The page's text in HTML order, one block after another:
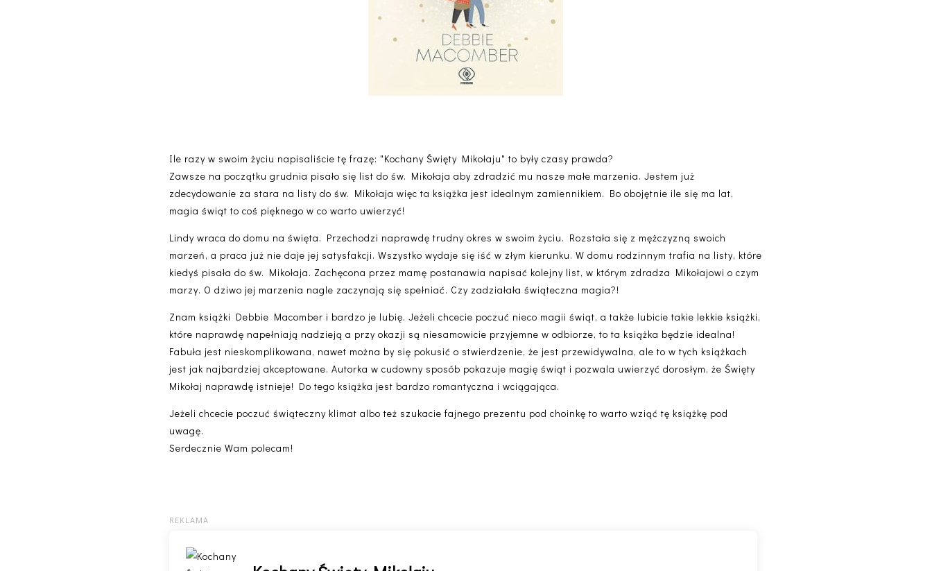
Ile razy w swoim życiu napisaliście tę frazę: "Kochany Święty Mikołaju" to były czasy prawda?
Zawsze na początku grudnia pisało się list do św. Mikołaja aby zdradzić mu nasze małe marzenia. Jestem już
zdecydowanie za stara na listy do św. Mikołaja więc ta książka jest idealnym zamiennikiem. Bo obojętnie ile się ma lat,
magia świąt to coś pięknego w co warto uwierzyć!
Lindy wraca do domu na święta. Przechodzi naprawdę trudny okres w swoim życiu. Rozstała się z mężczyzną swoich
marzeń, a praca już nie daje jej satysfakcji. Wszystko wydaje się iść w złym kierunku. W domu rodzinnym trafia na listy, które
kiedyś pisała do św. Mikołaja. Zachęcona przez mamę postanawia napisać kolejny list, w którym zdradza Mikołajowi o czym
marzy. O dziwo jej marzenia nagle zaczynają się spełniać. Czy zadziałała świąteczna magia?!
Znam książki Debbie Macomber i bardzo je lubię. Jeżeli chcecie poczuć nieco magii świąt, a także lubicie takie lekkie książki,
które naprawdę napełniają nadzieją a przy okazji są niesamowicie przyjemne w odbiorze, to ta książka będzie idealna!
Fabuła jest nieskomplikowana, nawet można by się pokusić o stwierdzenie, że jest przewidywalna, ale to w tych książkach
jest jak najbardziej akceptowane. Autorka w cudowny sposób pokazuje magię świąt i pozwala uwierzyć dorosłym, że Święty
Mikołaj naprawdę istnieje! Do tego książka jest bardzo romantyczna i wciągająca.
Jeżeli chcecie poczuć świąteczny klimat albo też szukacie fajnego prezentu pod choinkę to warto wziąć tę książkę pod
uwagę.
Serdecznie Wam polecam!